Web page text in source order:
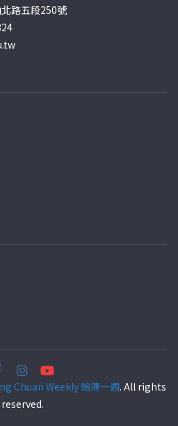
路五段250號
Chuan Weekly 銘傳一週. All rights
reserved.